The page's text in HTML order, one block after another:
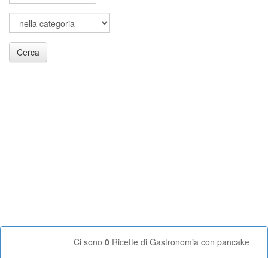
Cerca
Ci sono 0 Ricette di Gastronomia con pancake